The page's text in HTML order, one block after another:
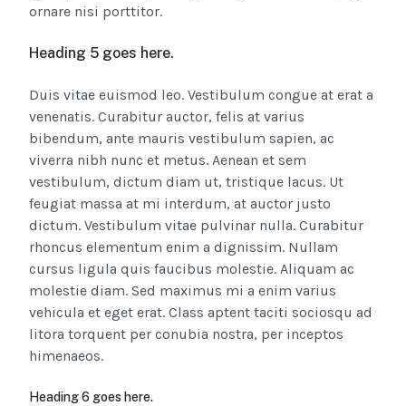
ornare nisi porttitor.
Heading 5 goes here.
Duis vitae euismod leo. Vestibulum congue at erat a
venenatis. Curabitur auctor, felis at varius
bibendum, ante mauris vestibulum sapien, ac
viverra nibh nunc et metus. Aenean et sem
vestibulum, dictum diam ut, tristique lacus. Ut
feugiat massa at mi interdum, at auctor justo
dictum. Vestibulum vitae pulvinar nulla. Curabitur
rhoncus elementum enim a dignissim. Nullam
cursus ligula quis faucibus molestie. Aliquam ac
molestie diam. Sed maximus mi a enim varius
vehicula et eget erat. Class aptent taciti sociosqu ad
litora torquent per conubia nostra, per inceptos
himenaeos.
Heading 6 goes here.